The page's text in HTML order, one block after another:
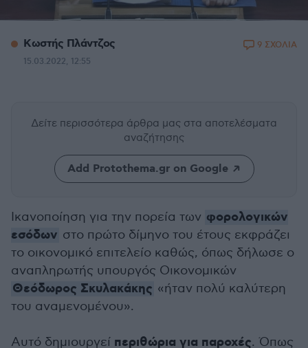
Κωστής Πλάντζος
15.03.2022, 12:55
9 ΣΧΟΛΙΑ
Δείτε περισσότερα άρθρα μας στα αποτελέσματα
αναζήτησης
Add Protothema.gr on Google
Ικανοποίηση για την πορεία των φορολογικών
εσόδων στο πρώτο δίμηνο του έτους εκφράζει
το οικονομικό επιτελείο καθώς, όπως δήλωσε ο
αναπληρωτής υπουργός Οικονομικών
Θεόδωρος Σκυλακάκης «ήταν πολύ καλύτερη
του αναμενομένου».
Αυτό δημιουργεί περιθώρια για παροχές. Όπως